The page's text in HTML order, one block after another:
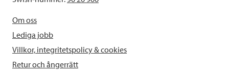
Om oss
Lediga jobb
Villkor, integritetspolicy & cookies
Retur och ångerrätt